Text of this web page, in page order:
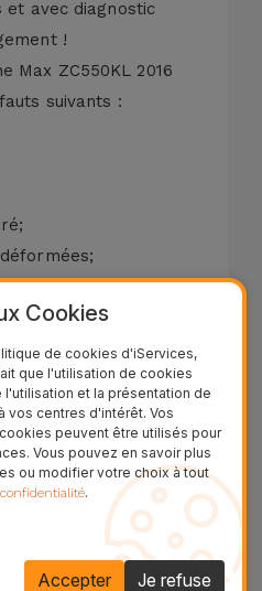
avec diagnostic
!
Max ZC550KL 2016
suivants :
ou Ne répond pas.
ASUS Zenfone
seulement 20 minutes.
de la vitre du
2016 est de
tactiles et LCD.
Cookies
de cookies d'iServices,
que l'utilisation de cookies
et la présentation de
centres d'intérêt. Vos
peuvent être utilisés pour
Vous pouvez en savoir plus
ou modifier votre choix à tout
.
Je refuse
Accepter